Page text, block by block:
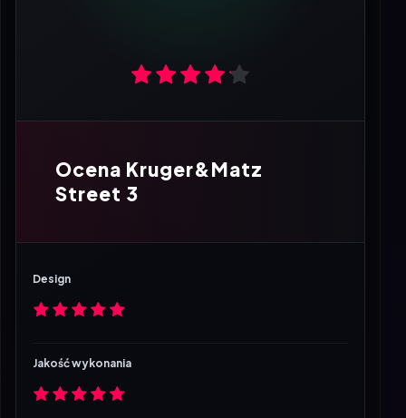
Ocena Kruger&Matz
Street 3
Design
Jakość wykonania